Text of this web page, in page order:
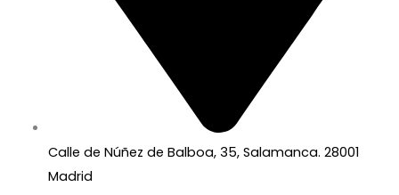
Calle de Núñez de Balboa, 35, Salamanca. 28001
Madrid